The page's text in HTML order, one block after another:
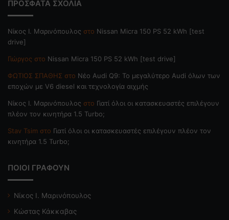
ΠΡΟΣΦΑΤΑ ΣΧΟΛΙΑ
Nίκος Ι. Mαρινόπουλος στο Nissan Micra 150 PS 52 kWh [test
drive]
Γιώργος στο Nissan Micra 150 PS 52 kWh [test drive]
ΦΩΤΙΟΣ ΣΠΑΘΗΣ στο Νέο Audi Q9: Το μεγαλύτερο Audi όλων των
εποχών με V6 diesel και τεχνολογία αιχμής
Nίκος Ι. Mαρινόπουλος στο Γιατί όλοι οι κατασκευαστές επιλέγουν
πλέον τον κινητήρα 1.5 Turbo;
Stav Tsim στο Γιατί όλοι οι κατασκευαστές επιλέγουν πλέον τον
κινητήρα 1.5 Turbo;
ΠΟΙΟΙ ΓΡΑΦΟΥΝ
Νίκος Ι. Μαρινόπουλος
Κώστας Κάκκαβας